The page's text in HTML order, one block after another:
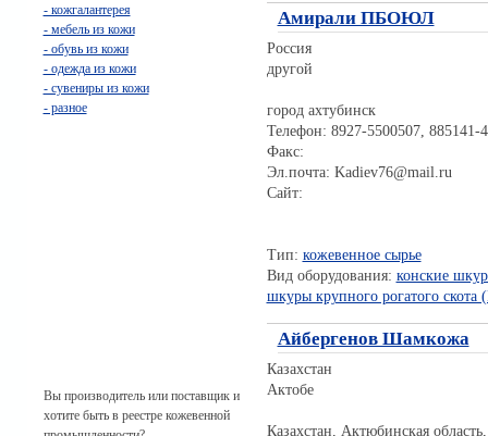
Амирали ПБОЮЛ
Россия
другой
город ахтубинск
Телефон: 8927-5500507, 885141-
Факс:
Эл.почта: Kadiev76@mail.ru
Сайт:
Тип: кожевенное сырье
Вид оборудования: конские
шкуры крупного рогатого скота
Айбергенов Шамкожа
Казахстан
Актобе
Казахстан, Актюбинская
- кожгалантерея
- мебель из кожи
- обувь из кожи
- одежда из кожи
- сувениры из кожи
- разное
Вы производитель или поставщик и
хотите быть в реестре кожевенной